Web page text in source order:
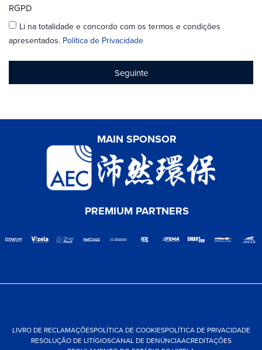
RGPD
Li na totalidade e concordo com os termos e condições
apresentados. Política de Privacidade
Seguinte
MAIN SPONSOR
PREMIUM PARTNERS
LIVRO DE RECLAMAÇÕESPOLÍTICA DE COOKIESPOLÍTICA DE PRIVACIDADE
RESOLUÇÃO DE LITÍGIOSCANAL DE DENÚNCIAACREDITAÇÕES